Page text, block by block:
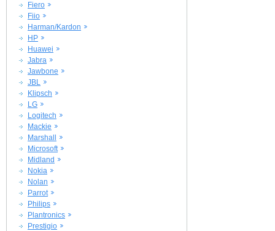
Fiero
Fiio
Harman/Kardon
HP
Huawei
Jabra
Jawbone
JBL
Klipsch
LG
Logitech
Mackie
Marshall
Microsoft
Midland
Nokia
Nolan
Parrot
Philips
Plantronics
Prestigio